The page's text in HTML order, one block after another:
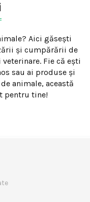
Aici găsești
și cumpărării de
Fie că ești
sau ai produse și
animale, această
pentru tine!